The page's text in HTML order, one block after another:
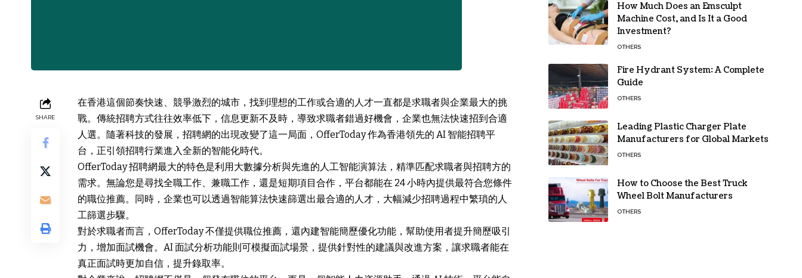
SHARE
在香港這個節奏快速、競爭激烈的城市，找到理想的工作或合適的人才一直都是求職者與企業最大的挑
戰。傳統招聘方式往往效率低下，信息更新不及時，導致求職者錯過好機會，企業也無法快速招到合適
人選。隨著科技的發展，招聘網的出現改變了這一局面，OfferToday 作為香港領先的 AI 智能招聘平
台，正引領招聘行業進入全新的智能化時代。
OfferToday招聘網最大的特色是利用大數據分析與先進的人工智能演算法，精準匹配求職者與招聘方的
需求。無論您是尋找全職工作、兼職工作，還是短期項目合作，平台都能在 24 小時內提供最符合您條件
的職位推薦。同時，企業也可以透過智能算法快速篩選出最合適的人才，大幅減少招聘過程中繁瑣的人
工篩選步驟。
對於求職者而言，OfferToday 不僅提供職位推薦，還內建智能簡歷優化功能，幫助使用者提升簡歷吸引
力，增加面試機會。AI 面試分析功能則可模擬面試場景，提供針對性的建議與改進方案，讓求職者能在
真正面試時更加自信，提升錄取率。
How Much Does an Emsculpt
Machine Cost, and Is It a Good
Investment?
OTHERS
Fire Hydrant System: A Complete
Guide
OTHERS
Leading Plastic Charger Plate
Manufacturers for Global Markets
OTHERS
How to Choose the Best Truck
Wheel Bolt Manufacturers
OTHERS